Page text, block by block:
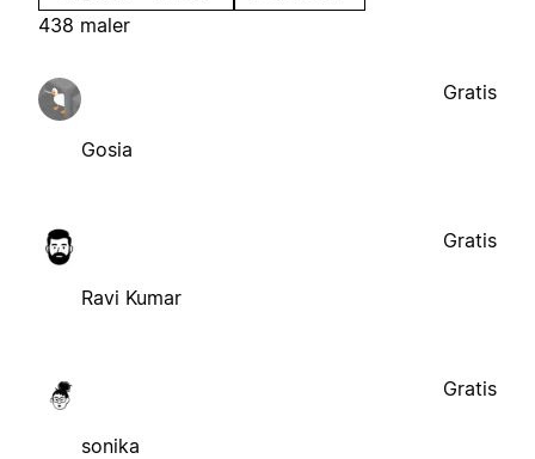
438 maler
Gosia
Gratis
Ravi Kumar
Gratis
sonika
Gratis